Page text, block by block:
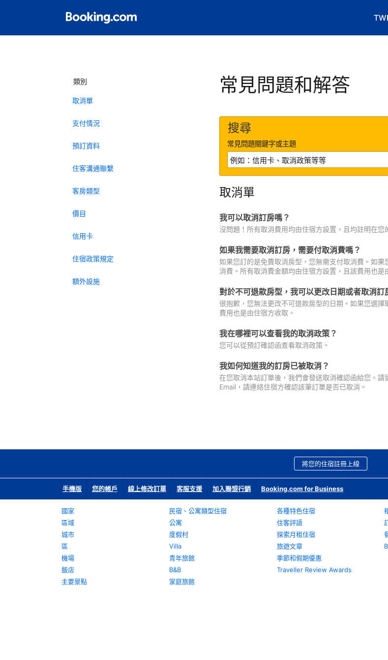
選
類別
取消單
支付情況
預訂資料
住客溝通聯繫
客房類型
價目
信用卡
住宿政策規定
額外設施
常見問題和解答
搜尋
常見問題關鍵字或主題
取消單
我可以取消訂房嗎？
沒問題！所有取消費用均由住宿方設置，且均註明在
如果我需要取消訂房，需要付取消費嗎？
如果您訂的是免費取消房型，您無需支付取消費。如
消費。所有取消費金額均由住宿方設置，且該費用也是
對於不可退款房型，我可以更改日期或者取消訂
很抱歉，您無法更改不可退款房型的日期。如果您選
費用也是由住宿方收取。
我在哪裡可以查看我的取消政策？
您可以從預訂確認函查看取消政策。
我如何知道我的訂房已被取消？
在您取消本站訂單後，我們會發送取消確認函給您。
Email，請連絡住宿方確認該筆訂單是否已取消。
將您的住宿註冊上線
手機版 您的帳戶 線上修改訂單 客服支援 加入聯盟行銷 Booking.com for Business
國家
區域
城市
區
機場
飯店
主要景點
民宿、公寓類型住宿
公寓
度假村
Villa
青年旅館
B&B
家庭旅館
各種特色住宿
住客評語
探索月租住宿
旅遊文章
季節和假期優惠
Traveller Review Awards